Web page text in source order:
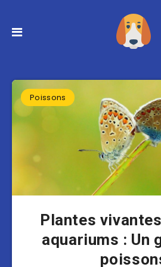
Poissons
Plantes
aquariums : Un